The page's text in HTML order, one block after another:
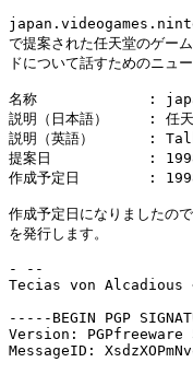
で提案された任天堂のゲー
ドについて話すためのニュ
名称		: japan.videogames.nintendo
説明（日本語）	: 任天堂のゲーム機で遊べるゲーム、及び関連するハードについての話
説明（英語）	: Talk about all Nintendo video game systems and software
提案日		: 1998/10/13
作成予定日	: 1998/10/20
作成予定日になりましたの
を発行します。
- --
Tecias von Alcadious
-----BEGIN PGP
Version:
MessageID: